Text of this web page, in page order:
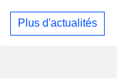
Plus d'actualités